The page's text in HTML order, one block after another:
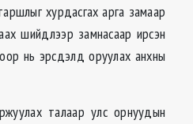
хурдасгах арга замаар
шийдлээр замнасаар ирсэн
нь эрсдэлд оруулах анхны
талаар улс орнуудын